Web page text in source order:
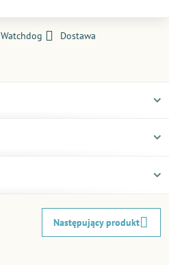
Watchdog
Dostawa
Następujący produkt